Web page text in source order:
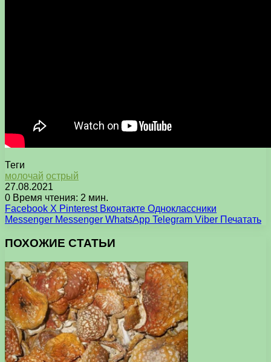
Теги
молочай острый
27.08.2021
0 Время чтения: 2 мин.
Facebook X Pinterest Вконтакте Одноклассники
Messenger Messenger WhatsApp Telegram Viber Печатать
ПОХОЖИЕ СТАТЬИ